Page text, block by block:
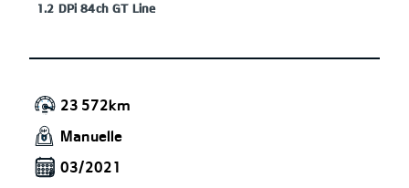
1.2 DPi 84ch GT Line
23 572km
Manuelle
03/2021